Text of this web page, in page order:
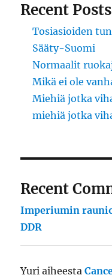
Recent Posts
Tosiasioiden
Sääty-Suomi
Normaalit
Mikä ei ole
Miehiä jotka
miehiä jotka
Recent
Imperiumin
DDR
Yuri aiheesta